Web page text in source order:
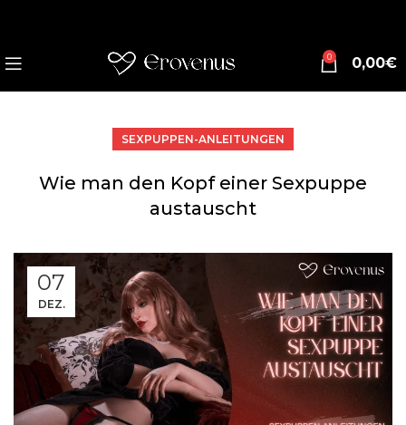
0 0,00€
SEXPUPPEN-ANLEITUNGEN
Wie man den Kopf einer Sexpuppe
austauscht
07
DEZ.